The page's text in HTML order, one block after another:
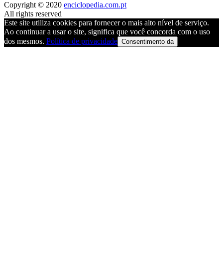
Copyright © 2020 enciclopedia.com.pt
All rights reserved
Este site utiliza cookies para fornecer o mais alto nível de serviço.
Ao continuar a usar o site, significa que você concorda com o uso
dos mesmos. Política de privacidade Consentimento da